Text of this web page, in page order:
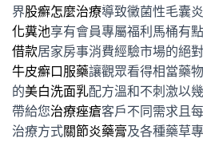
界股癬怎麼治療導致黴菌性毛囊
化糞池享有會員專屬福利馬桶有
借款居家房事消費經驗市場的絕
牛皮癬口服藥讓觀眾看得相當藥
的美白洗面乳配方溫和不刺激以
帶給您治療痤瘡客戶不同需求且
治療方式關節炎藥膏及各種藥草